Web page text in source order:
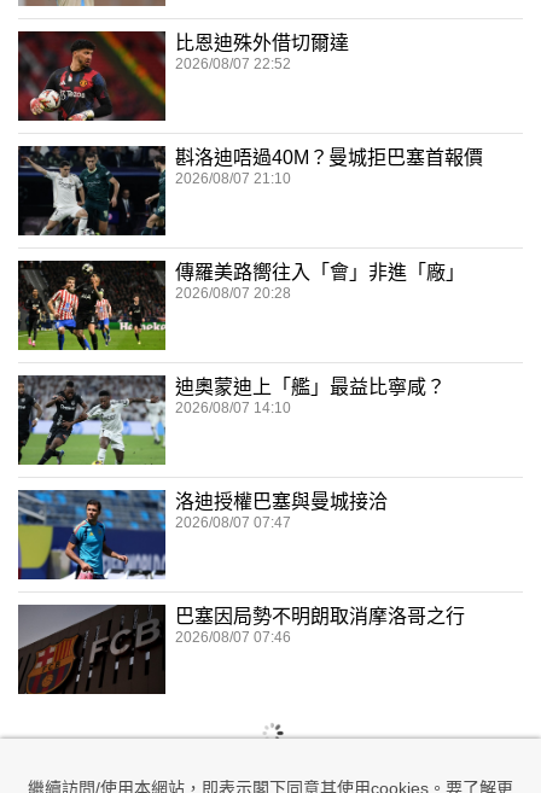
繼續訪問/使用本網站，即表示閣下同意其使用cookies。要了解更
比恩迪殊外借切爾達
2026/08/07 22:52
斟洛迪唔過40M？曼城拒巴塞首報價
2026/08/07 21:10
傳羅美路嚮往入「會」非進「廠」
2026/08/07 20:28
迪奧蒙迪上「艦」最益比寧咸？
2026/08/07 14:10
洛迪授權巴塞與曼城接洽
2026/08/07 07:47
巴塞因局勢不明朗取消摩洛哥之行
2026/08/07 07:46